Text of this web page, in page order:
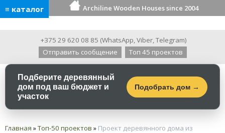
≡ каталог Archiline Wooden Houses since 2004
+375 29 620 08 85 (WhatsApp,Viber,Telegram)
Отправить сообщение
Топ 45 проектов
Подберите деревянный
дом под ваш бюджет и
участок
Подобрать дом →
Главная »Топ-50 проектов » Проект деревянного дома из